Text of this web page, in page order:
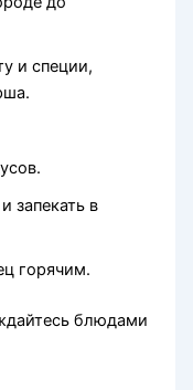
и специи,
запекать в
горячим.
блюдами